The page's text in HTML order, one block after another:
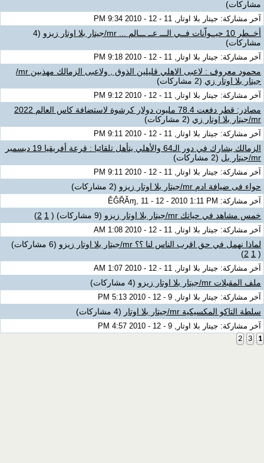
مشاركات)
آخر مشاركة: جيتار بلا اوتار, 11 - 12 - 2010 9:34 PM
أخــطر 10 حيــواّنات فــي الـــ عــ ـــالم ... mr/جيتار بلا اوتار زيزو
(4
مشاركات)
آخر مشاركة: جيتار بلا اوتار, 11 - 12 - 2010 9:18 PM
محمود معروف : لاعبى الاهلي قليلين الذوق , ولاعبى الزمالك مهذبين mr/
جيتار بلا اوتار زي (2 مشاركات)
آخر مشاركة: جيتار بلا اوتار, 11 - 12 - 2010 9:12 PM
مصادر: قطر دفعت 78.4 مليون دولار كرشوة لاستضافة كاس العالم 2022
mr/جيتار بلا اوتار زي
(2 مشاركات)
آخر مشاركة: جيتار بلا اوتار, 11 - 12 - 2010 9:11 PM
الزمالك يشارك في دور الـ64 والأهلي يتأهل تلقائيا : قرعة أفريقيا 19 ديسمبر
mr/جيتار بل
(2 مشاركات)
آخر مشاركة: جيتار بلا اوتار, 11 - 12 - 2010 9:11 PM
حواء فى ضيافة ادم mr/جيتار بلا اوتار زيزو (2 مشاركات)
آخر مشاركة: ĚĜŘĂɱ, 11 - 12 - 2010 1:11 PM
خمس مشاهد في حياتك mr/جيتار بلا اوتار زيزو (9 مشاركات) (
1
2
)
آخر مشاركة: جيتار بلا اوتار, 11 - 12 - 2010 1:08 AM
لماذا نهمل في حق اقرب الناس لنا ؟؟ mr/جيتار بلا اوتار زيزو
(6 مشاركات)
(
1
2
)
آخر مشاركة: جيتار بلا اوتار, 11 - 12 - 2010 1:07 AM
ملف المقبلات mr/جيتار بلا اوتار زيزو (4 مشاركات)
آخر مشاركة: جيتار بلا اوتار, 9 - 12 - 2010 5:13 PM
سلطة التاكو المكسيكية mr/جيتار بلا اوتار (4 مشاركات)
آخر مشاركة: جيتار بلا اوتار, 9 - 12 - 2010 4:57 PM
1
2 3